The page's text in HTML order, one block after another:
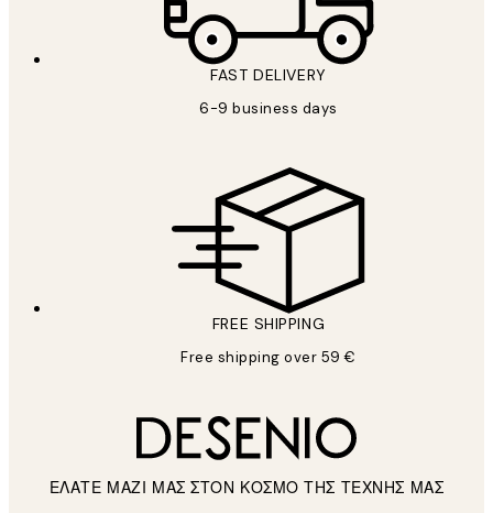
FAST DELIVERY
6-9 business days
FREE SHIPPING
Free shipping over 59 €
ΕΛΑΤΕ ΜΑΖΙ ΜΑΣ ΣΤΟΝ ΚΟΣΜΟ ΤΗΣ ΤΕΧΝΗΣ ΜΑΣ